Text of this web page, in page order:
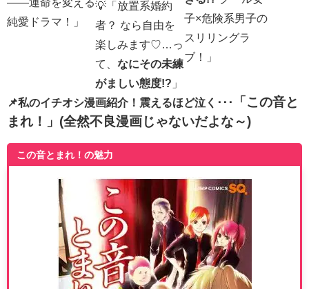
純愛ドラマ！」
💡「放置系婚約
者？ なら自由を
楽しみます♡…っ
て、なにその未練
がましい態度!? 」
子×危険系男子の
スリリングラ
ブ！」
📌私のイチオシ漫画紹介！震えるほど泣く･･･
「この音と
まれ！」(全然不良漫画じゃないだよな～)
この音とまれ！の魅力